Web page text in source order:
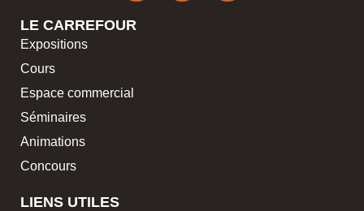
LE CARREFOUR
Expositions
Cours
Espace commercial
Séminaires
Animations
Concours
LIENS UTILES